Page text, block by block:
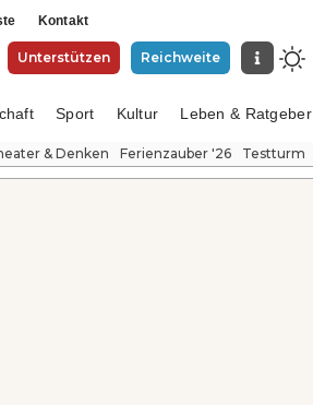
Kontakt
Unterstützen Reichweite
Sport Kultur Leben & Ratgeber
& Denken Ferienzauber '26 Testturm